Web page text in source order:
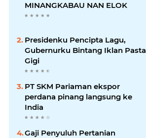
MINANGKABAU NAN ELOK
Presidenku Pencipta Lagu,
Gubernurku Bintang Iklan Pasta
Gigi
PT SKM Pariaman ekspor
perdana pinang langsung ke
India
Gaji Penyuluh Pertanian